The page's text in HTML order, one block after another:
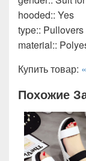
hooded:: Yes
type:: Pullovers
material::
Купить товар:
Похожие